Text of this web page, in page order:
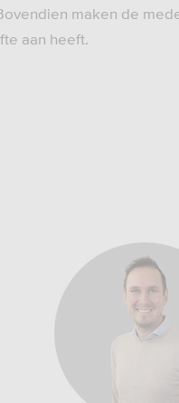
maken de
aan heeft.